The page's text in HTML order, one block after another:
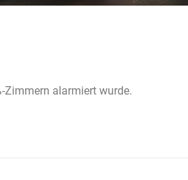
Zimmern alarmiert wurde.